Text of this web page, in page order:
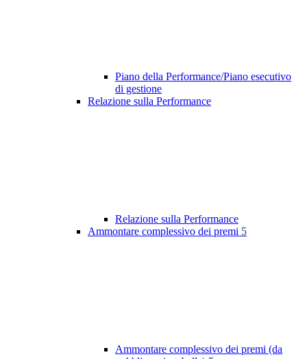
Piano della Performance/Piano esecutivo
di gestione
Relazione sulla Performance
Relazione sulla Performance
Ammontare complessivo dei premi 5
Ammontare complessivo dei premi (da